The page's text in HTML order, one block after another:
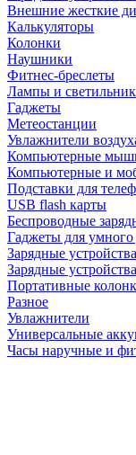
Внешние жесткие
Калькуляторы
Колонки
Наушники
Фитнес-бреслеты
Лампы и
Гаджеты
Метеостанции
Увлажнители
Компьютерные
Компьютерные и
Подставки для
USB flash карты
Беспроводные
Гаджеты для
Зарядные
Зарядные
Портативные
Разное
Увлажнители
Универсальные
Часы наручные и